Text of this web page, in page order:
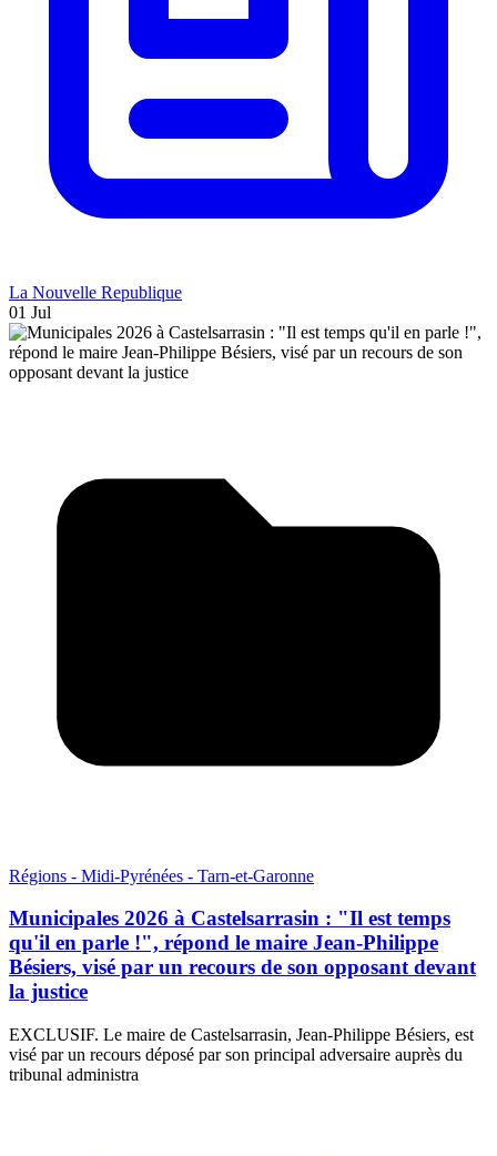
La Nouvelle Republique
01 Jul
Régions - Midi-Pyrénées - Tarn-et-Garonne
Municipales 2026 à Castelsarrasin : "Il est temps
qu'il en parle !", répond le maire Jean-Philippe
Bésiers, visé par un recours de son opposant devant
la justice
EXCLUSIF. Le maire de Castelsarrasin, Jean-Philippe Bésiers, est
visé par un recours déposé par son principal adversaire auprès du
tribunal administra